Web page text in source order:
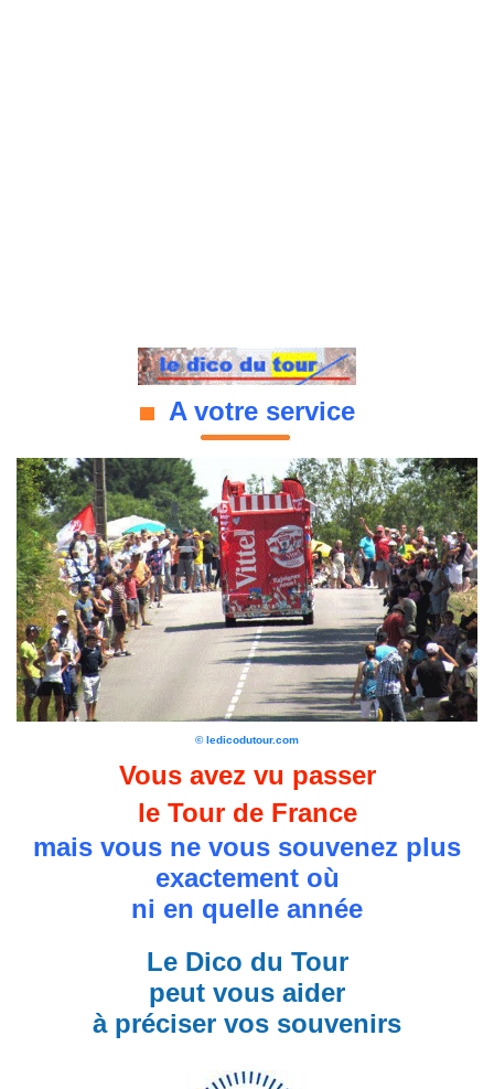
A votre service
© ledicodutour.com
Vous avez vu passer
le Tour de France
mais vous ne vous souvenez plus
exactement où
ni en quelle année
Le Dico du Tour
peut vous aider
à préciser vos souvenirs